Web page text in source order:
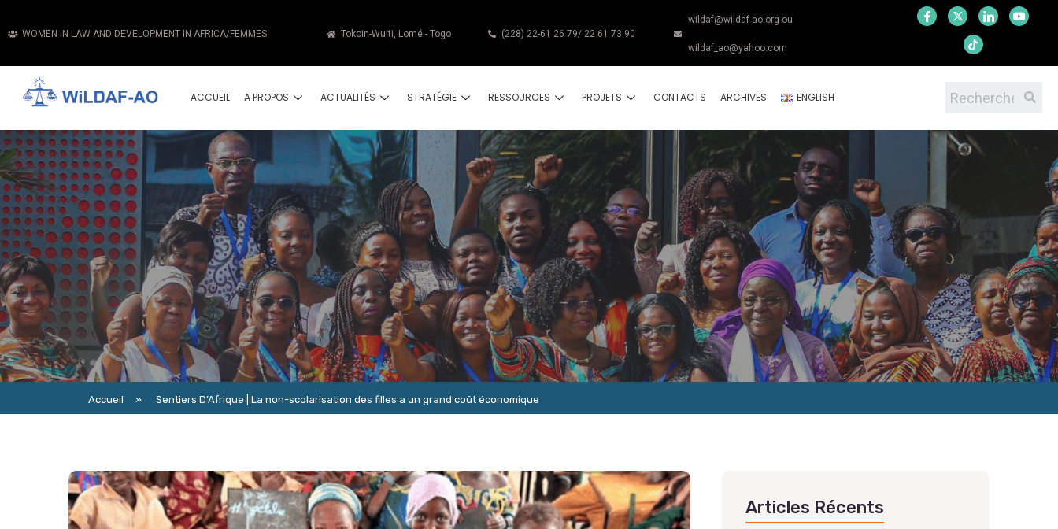
WOMEN IN LAW AND DEVELOPMENT IN AFRICA/FEMMES Tokoin-Wuiti, Lomé - Togo (228) 22-61 26 79/ 22 61 73 90
wildaf@wildaf-ao.org ou
wildaf_ao@yahoo.com
ACCUEIL A PROPOS ACTUALITÉS STRATÉGIE RESSOURCES PROJETS CONTACTS ARCHIVES ENGLISH
Accueil » Sentiers D’Afrique | La non-scolarisation des filles a un grand coût économique
Articles Récents